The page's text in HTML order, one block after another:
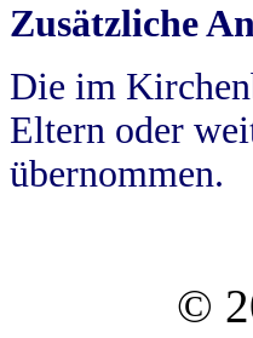
Zusätzliche
Die im
Eltern oder
übernommen.
©